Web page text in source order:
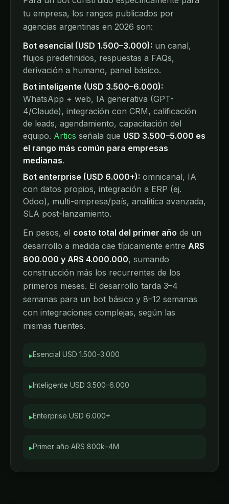
tu empresa, los rangos publicados por
agencias argentinas en 2026 son:
Bot esencial (USD 1.500–3.000): un canal,
flujos predefinidos, respuestas a FAQs,
derivación a humano, panel básico.
Bot inteligente (USD 3.500–6.000):
WhatsApp + web, IA generativa (GPT-
4/Claude), integración con CRM, calificación
de leads, agendamiento, capacitación del
equipo. Artics señala que USD 3.500–5.000 es
el rango más común para empresas
medianas.
Bot enterprise (USD 6.000+): omnicanal, IA
con datos propios, integración a ERP (ej.
Odoo), multi-empresa/país, analítica avanzada,
SLA post-lanzamiento.
En pesos, el costo total del primer año de un
desarrollo a medida cae típicamente entre ARS
800.000 y ARS 4.000.000, sumando
construcción más los recurrentes de los
primeros meses. El desarrollo tarda 3–4
semanas para un bot básico y 8–12 semanas
con integraciones complejas, según las
mismas fuentes.
▸Esencial USD 1.500–3.000
▸Inteligente USD 3.500–6.000
▸Enterprise USD 6.000+
▸Primer año ARS 800k–4M